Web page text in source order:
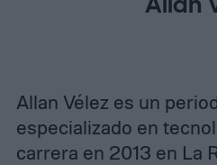
Allan Vélez es un
especializado en
carrera en 2013 en La